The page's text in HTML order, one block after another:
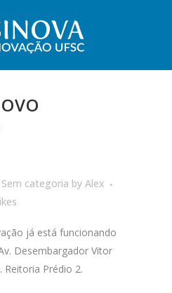
Sem categoria by Alex
já está funcionando
Desembargador Vitor
Reitoria Prédio 2.